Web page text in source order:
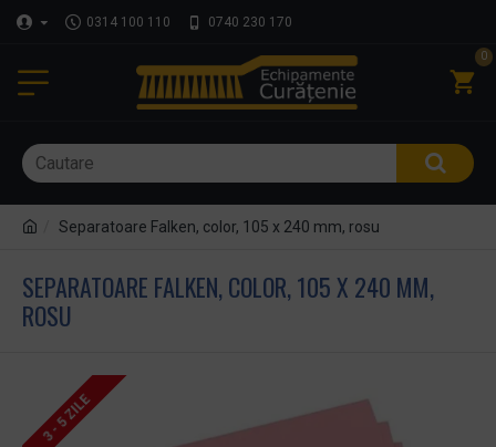
0314 100 110 0740 230 170
0
Separatoare Falken, color, 105 x 240 mm, rosu
SEPARATOARE FALKEN, COLOR, 105 X 240 MM,
ROSU
3 - 5 ZILE